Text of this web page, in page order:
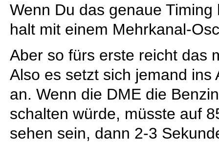
Wenn Du das genaue
halt mit einem Mehrkanal-
Aber so fürs erste reicht das
Also es setzt sich jemand
an. Wenn die DME die
schalten würde, müsste auf
sehen sein, dann 2-3